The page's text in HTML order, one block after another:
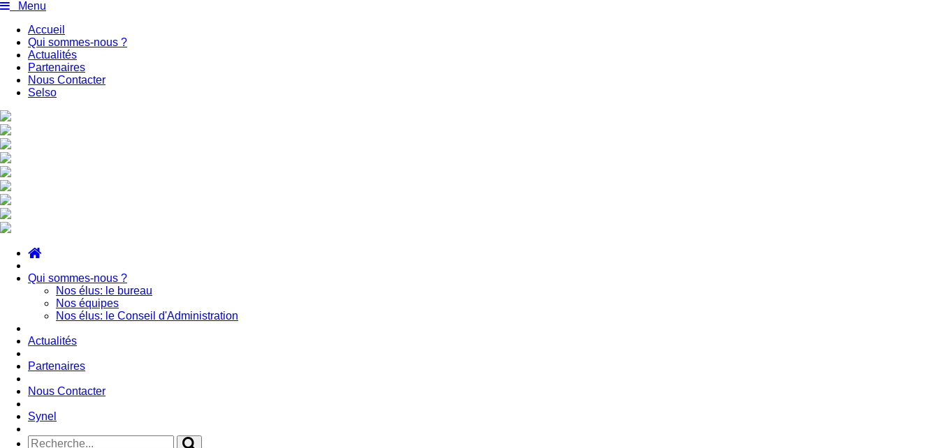
Menu
Accueil
Qui sommes-nous ?
Actualités
Partenaires
Nous Contacter
Selso
Qui sommes-nous ?
Nos élus: le bureau
Nos équipes
Nos élus: le Conseil d'Administration
Actualités
Partenaires
Nous Contacter
Synel